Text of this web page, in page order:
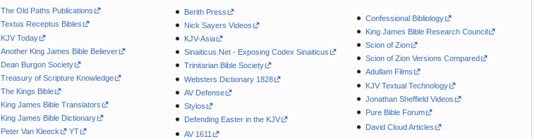
The Old Paths Publications
Textus Receptus Bibles
KJV Today
Another King James Bible Believer
Dean Burgon Society
Treasury of Scripture Knowledge
The Kings Bible
King James Bible Translators
King James Bible Dictionary
Peter Van Kleeck
YT
Berith Press
Nick Sayers Videos
KJV-Asia
Sinaiticus.Net - Exposing Codex Sinaiticus
Trinitarian Bible Society
Websters Dictionary 1828
AV Defense
Stylos
Defending Easter in the KJV
AV 1611
Confessional Bibliology
King James Bible Research Council
Scion of Zion
Scion of Zion Versions Compared
Adullam Films
KJV Textual Technology
Jonathan Sheffield Videos
Pure Bible Forum
David Cloud Articles